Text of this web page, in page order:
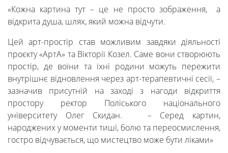
Університет
Вибори
«Кожна картина тут – це не просто зображення, а
відкрита душа, шлях, який можна відчути.
Цей арт-простір став можливим завдяки діяльності
проєкту «АртА» та Вікторії Козел. Саме вони створюють
простір, де воїни та їхні родини можуть пережити
внутрішнє відновлення через арт-терапевтичні сесії, –
зазначив присутній на заході з нагоди відкриття
простору ректор Поліського національного
університету Олег Скидан. – Серед картин,
народжених у моменти тиші, болю та переосмислення,
гостро відчувається, що мистецтво може бути ліками»